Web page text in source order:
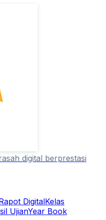
digital berprestasi
DigitalKelas
UjianYear Book